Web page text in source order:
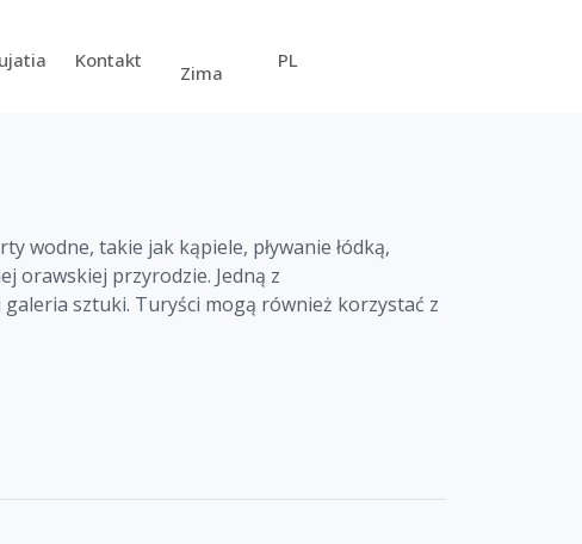
Kontakt
Zima
PL
wodne, takie jak kąpiele, pływanie łódką,
orawskiej przyrodzie. Jedną z
sztuki. Turyści mogą również korzystać z